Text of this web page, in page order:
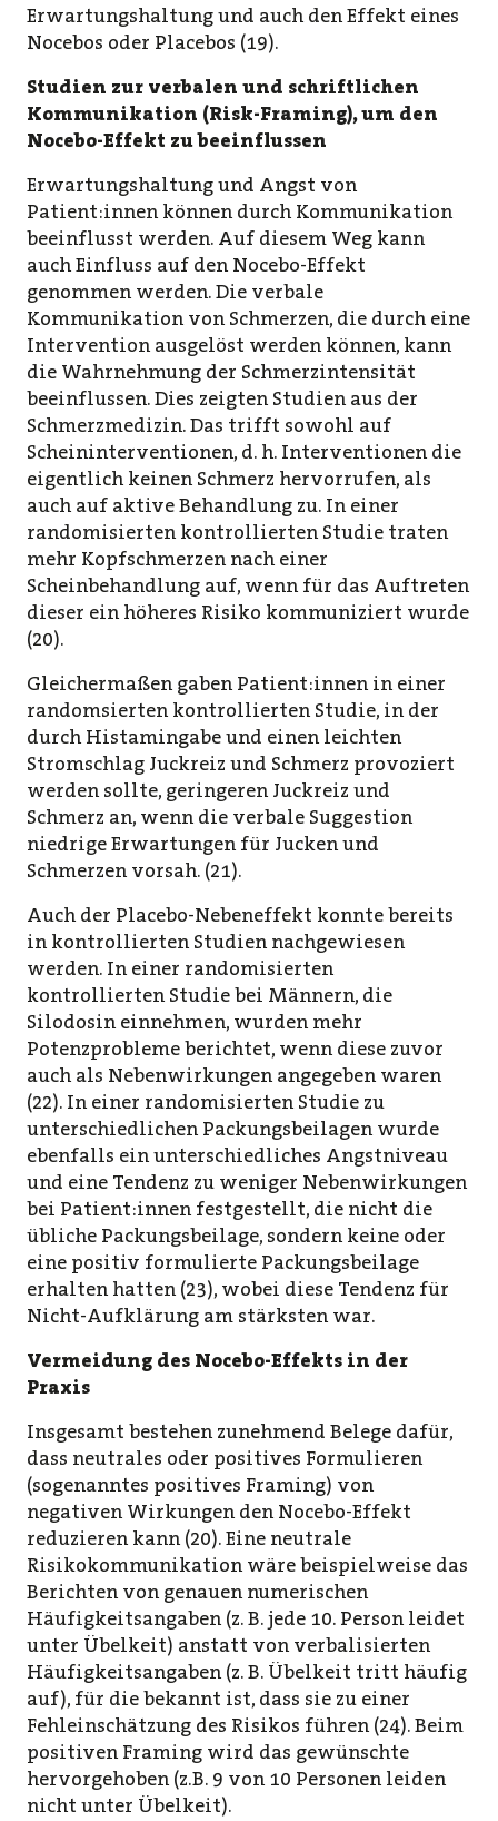
Erwartungshaltung und auch den Effekt eines
Nocebos oder Placebos (19).
Studien zur verbalen und schriftlichen
Kommunikation (Risk-Framing), um den
Nocebo-Effekt zu beeinflussen
Erwartungshaltung und Angst von
Patient:innen können durch Kommunikation
beeinflusst werden. Auf diesem Weg kann
auch Einfluss auf den Nocebo-Effekt
genommen werden. Die verbale
Kommunikation von Schmerzen, die durch eine
Intervention ausgelöst werden können, kann
die Wahrnehmung der Schmerzintensität
beeinflussen. Dies zeigten Studien aus der
Schmerzmedizin. Das trifft sowohl auf
Scheininterventionen, d. h. Interventionen die
eigentlich keinen Schmerz hervorrufen, als
auch auf aktive Behandlung zu. In einer
randomisierten kontrollierten Studie traten
mehr Kopfschmerzen nach einer
Scheinbehandlung auf, wenn für das Auftreten
dieser ein höheres Risiko kommuniziert wurde
(20).
Gleichermaßen gaben Patient:innen in einer
randomsierten kontrollierten Studie, in der
durch Histamingabe und einen leichten
Stromschlag Juckreiz und Schmerz provoziert
werden sollte, geringeren Juckreiz und
Schmerz an, wenn die verbale Suggestion
niedrige Erwartungen für Jucken und
Schmerzen vorsah. (21).
Auch der Placebo-Nebeneffekt konnte bereits
in kontrollierten Studien nachgewiesen
werden. In einer randomisierten
kontrollierten Studie bei Männern, die
Silodosin einnehmen, wurden mehr
Potenzprobleme berichtet, wenn diese zuvor
auch als Nebenwirkungen angegeben waren
(22). In einer randomisierten Studie zu
unterschiedlichen Packungsbeilagen wurde
ebenfalls ein unterschiedliches Angstniveau
und eine Tendenz zu weniger Nebenwirkungen
bei Patient:innen festgestellt, die nicht die
übliche Packungsbeilage, sondern keine oder
eine positiv formulierte Packungsbeilage
erhalten hatten (23), wobei diese Tendenz für
Nicht-Aufklärung am stärksten war.
Vermeidung des Nocebo-Effekts in der
Praxis
Insgesamt bestehen zunehmend Belege dafür,
dass neutrales oder positives Formulieren
(sogenanntes positives Framing) von
negativen Wirkungen den Nocebo-Effekt
reduzieren kann (20). Eine neutrale
Risikokommunikation wäre beispielweise das
Berichten von genauen numerischen
Häufigkeitsangaben (z. B. jede 10. Person leidet
unter Übelkeit) anstatt von verbalisierten
Häufigkeitsangaben (z. B. Übelkeit tritt häufig
auf), für die bekannt ist, dass sie zu einer
Fehleinschätzung des Risikos führen (24). Beim
positiven Framing wird das gewünschte
hervorgehoben (z.B. 9 von 10 Personen leiden
nicht unter Übelkeit).